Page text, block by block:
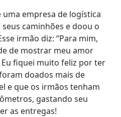
empresa de logística
caminhões e doou o
irmão diz: “Para mim,
de mostrar meu amor
Eu fiquei muito feliz por ter
doados mais de
e que os irmãos tenham
gastando seu
as entregas!